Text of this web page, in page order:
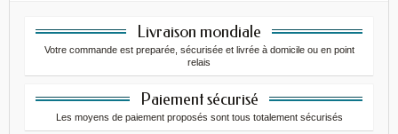
Livraison mondiale
Votre commande est preparée, sécurisée et livrée à domicile ou en point
relais
Paiement sécurisé
Les moyens de paiement proposés sont tous totalement sécurisés